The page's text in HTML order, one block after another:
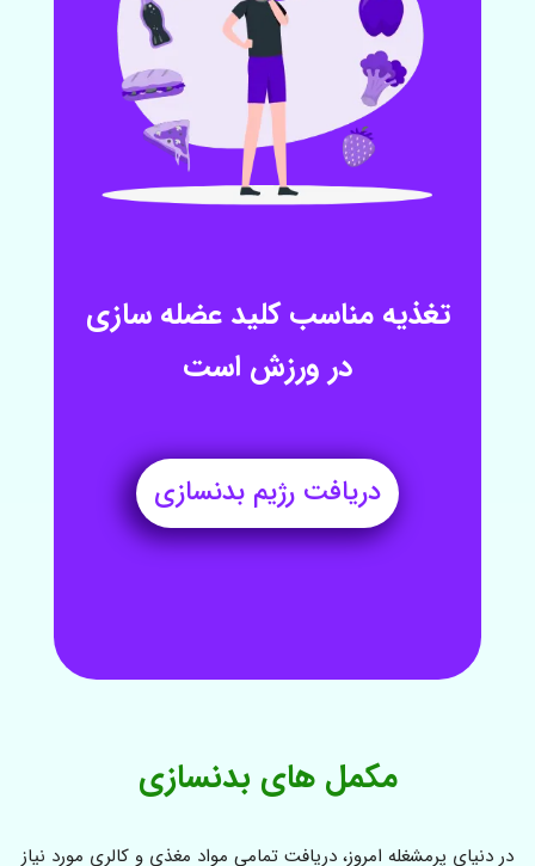
تغذیه مناسب کلید عضله سازی
در ورزش است
دریافت رژیم بدنسازی
مکمل های بدنسازی
در دنیای پرمشغله امروز، دریافت تمامی مواد مغذی و کالری مورد نیاز